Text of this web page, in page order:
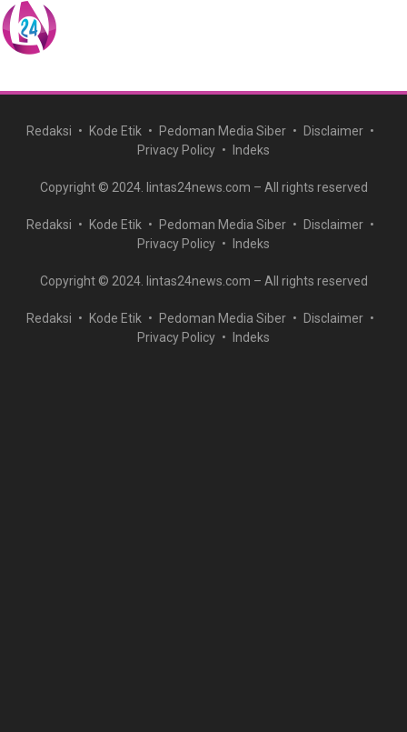
Redaksi Kode Etik Pedoman Media Siber
Disclaimer
Privacy Policy
Indeks
Copyright © 2024. lintas24news.com – All rights reserved
Redaksi Kode Etik Pedoman Media Siber
Disclaimer
Privacy Policy
Indeks
Copyright © 2024. lintas24news.com – All rights reserved
Redaksi Kode Etik Pedoman Media Siber
Disclaimer
Privacy Policy
Indeks